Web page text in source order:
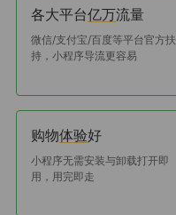
各大平台亿万流量
微信/支付宝/百度等平台官方扶
持，小程序导流更容易
购物体验好
小程序无需安装与卸载打开即
用，用完即走